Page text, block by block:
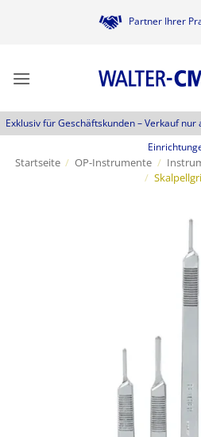
Partner Ihrer
Exklusiv für Geschäftskunden –Verkauf nur
Startseite / OP-Instrumente /
/